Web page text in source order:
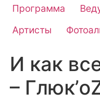
Программа
Артисты
И как
–